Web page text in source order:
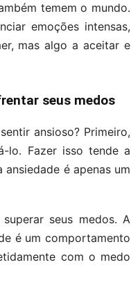
temem o mundo.
emoções intensas,
mas algo a aceitar e
seus medos
ansioso? Primeiro,
lo. Fazer isso tende a
é apenas um
seus medos. A
é um comportamento
com o medo